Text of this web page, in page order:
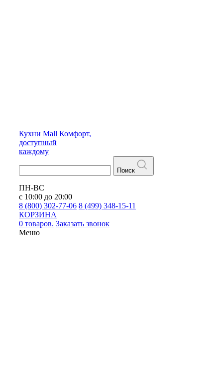
Кухни Mall Комфорт,
доступный
каждому
Поиск
ПН-ВС
с 10:00 до 20:00
8 (800) 302-77-06 8 (499) 348-15-11
КОРЗИНА
0 товаров. Заказать звонок
Меню